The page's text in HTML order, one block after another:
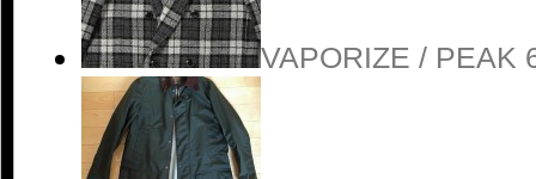
VAPORIZE / PEAK